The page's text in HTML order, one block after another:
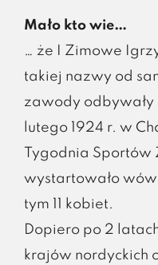
Mało kto wie…
… że I Zimowe
takiej nazwy od
zawody odbywały
lutego 1924 r. w
Tygodnia
wystartowało
tym 11 kobiet.
Dopiero po 2
krajów nordyckich